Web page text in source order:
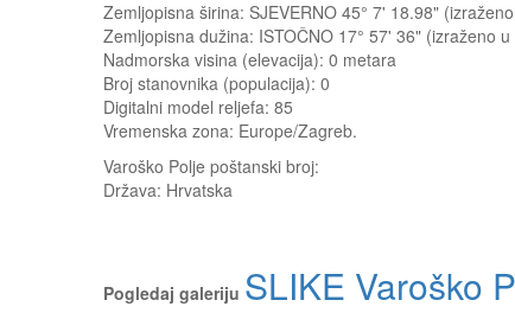
Zemljopisna širina: SJEVERNO 45° 7' 18.98"
Zemljopisna dužina: ISTOČNO 17° 57' 36" (izraženo
Nadmorska visina (elevacija): 0 metara
Broj stanovnika (populacija): 0
Digitalni model reljefa: 85
Vremenska zona: Europe/Zagreb.
Varoško Polje poštanski broj:
Država: Hrvatska
Pogledaj galeriju SLIKE Varoško